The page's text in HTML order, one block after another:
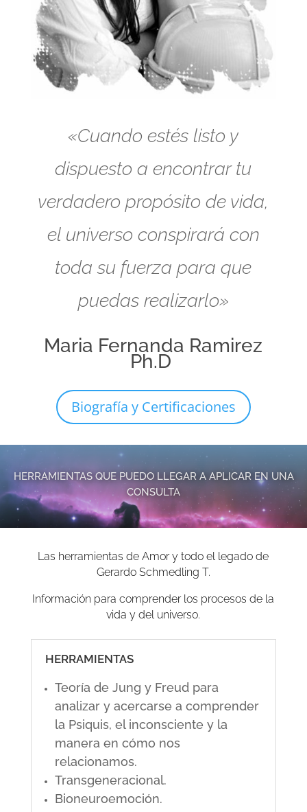
«Cuando estés listo y
dispuesto a encontrar tu
verdadero propósito de vida,
el universo conspirará con
toda su fuerza para que
puedas realizarlo»
Maria Fernanda Ramirez
Ph.D
Biografía y Certificaciones
HERRAMIENTAS QUE PUEDO LLEGAR A APLICAR EN UNA
CONSULTA
Las herramientas de Amor y todo el legado de
Gerardo Schmedling T.
Información para comprender los procesos de la
vida y del universo.
HERRAMIENTAS
Teoría de Jung y Freud para
analizar y acercarse a comprender
la Psiquis, el inconsciente y la
manera en cómo nos
relacionamos.
Transgeneracional.
Bioneuroemoción.